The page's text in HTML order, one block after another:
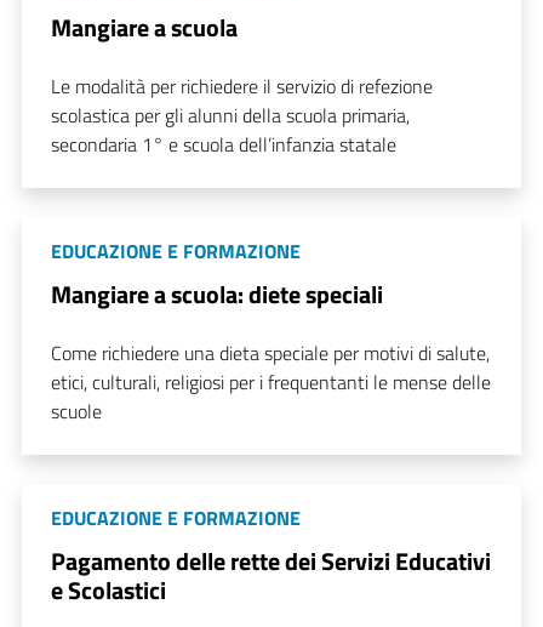
Mangiare a scuola
Le modalità per richiedere il servizio di refezione
scolastica per gli alunni della scuola primaria,
secondaria 1° e scuola dell’infanzia statale
EDUCAZIONE E FORMAZIONE
Mangiare a scuola: diete speciali
Come richiedere una dieta speciale per motivi di salute,
etici, culturali, religiosi per i frequentanti le mense delle
scuole
EDUCAZIONE E FORMAZIONE
Pagamento delle rette dei Servizi Educativi
e Scolastici